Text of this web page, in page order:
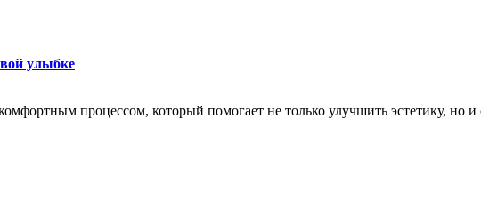
улыбке
процессом, который помогает не только улучшить эстетику, но и